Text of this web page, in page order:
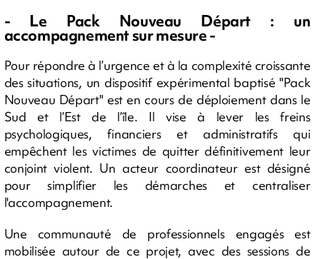
- Le Pack Nouveau Départ : un
accompagnement sur mesure -
Pour répondre à l’urgence et à la complexité croissante
des situations, un dispositif expérimental baptisé "Pack
Nouveau Départ" est en cours de déploiement dans le
Sud et l’Est de l’île. Il vise à lever les freins
psychologiques, financiers et administratifs qui
empêchent les victimes de quitter définitivement leur
conjoint violent. Un acteur coordinateur est désigné
pour simplifier les démarches et centraliser
l'accompagnement.
Une communauté de professionnels engagés est
mobilisée autour de ce projet, avec des sessions de